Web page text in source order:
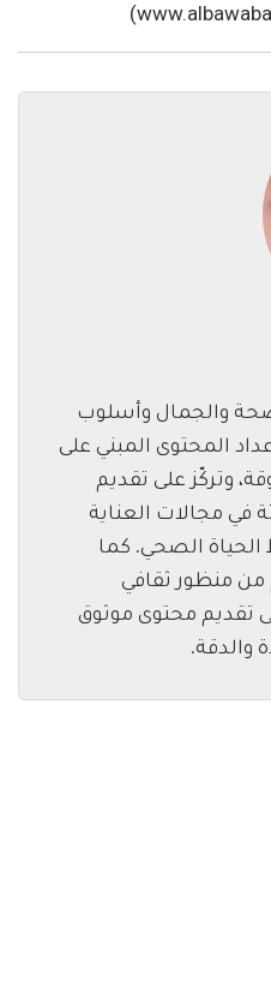
والجمال وأسلوب
المحتوى المبني على
وتركّز على تقديم
في مجالات العناية
الحياة الصحي. كما
من منظور ثقافي
تقديم محتوى موثوق
والدقة.